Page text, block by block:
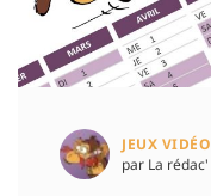
JEUX VIDÉO
par La rédac'